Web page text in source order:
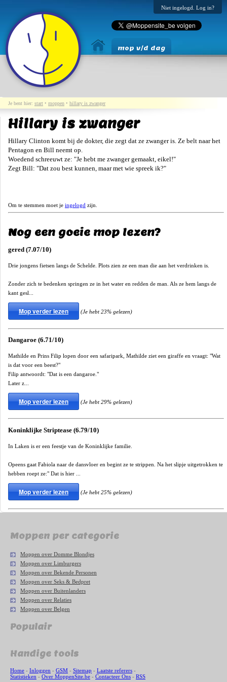
Niet ingelogd. Log in?
mop v/d dag
Je bent hier: start • moppen • hillary is zwanger
Hillary is zwanger
Hillary Clinton komt bij de dokter, die zegt dat ze zwanger is. Ze belt naar het
Pentagon en Bill neemt op.
Woedend schreeuwt ze: "Je hebt me zwanger gemaakt, eikel!"
Zegt Bill: "Dat zou best kunnen, maar met wie spreek ik?"
Om te stemmen moet je ingelogd zijn.
Nog een goeie mop lezen?
gered (7.07/10)
Drie jongens fietsen langs de Schelde. Plots zien ze een man die aan het verdrinken is.
Zonder zich te bedenken springen ze in het water en redden de man. Als ze hem langs de
kant gesl...
Mop verder lezen (Je hebt 23% gelezen)
Dangaroe (6.71/10)
Mathilde en Prins Filip lopen door een safaripark, Mathilde ziet een giraffe en vraagt: "Wat
is dat voor een beest?"
Filip antwoordt: "Dat is een dangaroe."
Later z...
Mop verder lezen (Je hebt 29% gelezen)
Koninklijke Striptease (6.79/10)
In Laken is er een feestje van de Koninklijke familie.
Opeens gaat Fabiola naar de dansvloer en begint ze te strippen. Na het slipje uitgetrokken te
hebben roept ze:" Dat is hier ...
Mop verder lezen (Je hebt 25% gelezen)
Moppen per categorie
Moppen over Domme Blondjes
Moppen over Limburgers
Moppen over Bekende Personen
Moppen over Seks & Bedpret
Moppen over Buitenlanders
Moppen over Relaties
Moppen over Belgen
Populair
Handige tools
Home - Inloggen - GSM - Sitemap - Laatste referers -
Statistieken - Over MoppenSite.be - Contacteer Ons - RSS